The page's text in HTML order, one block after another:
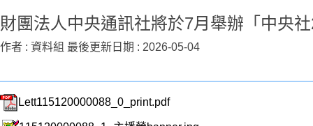
財團法人中央通訊社將於7月舉辦「中央社
作者 : 資料組 最後更新日期 : 2026-05-04
Lett115120000088_0_print.pdf